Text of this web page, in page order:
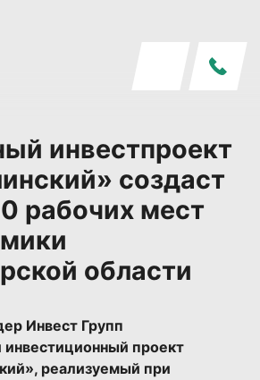
инвестпроект
создаст
рабочих мест
области
Инвест Групп
проект
реализуемый при